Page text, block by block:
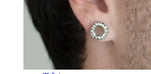
Ferramentas
Bananas
Lóbulo